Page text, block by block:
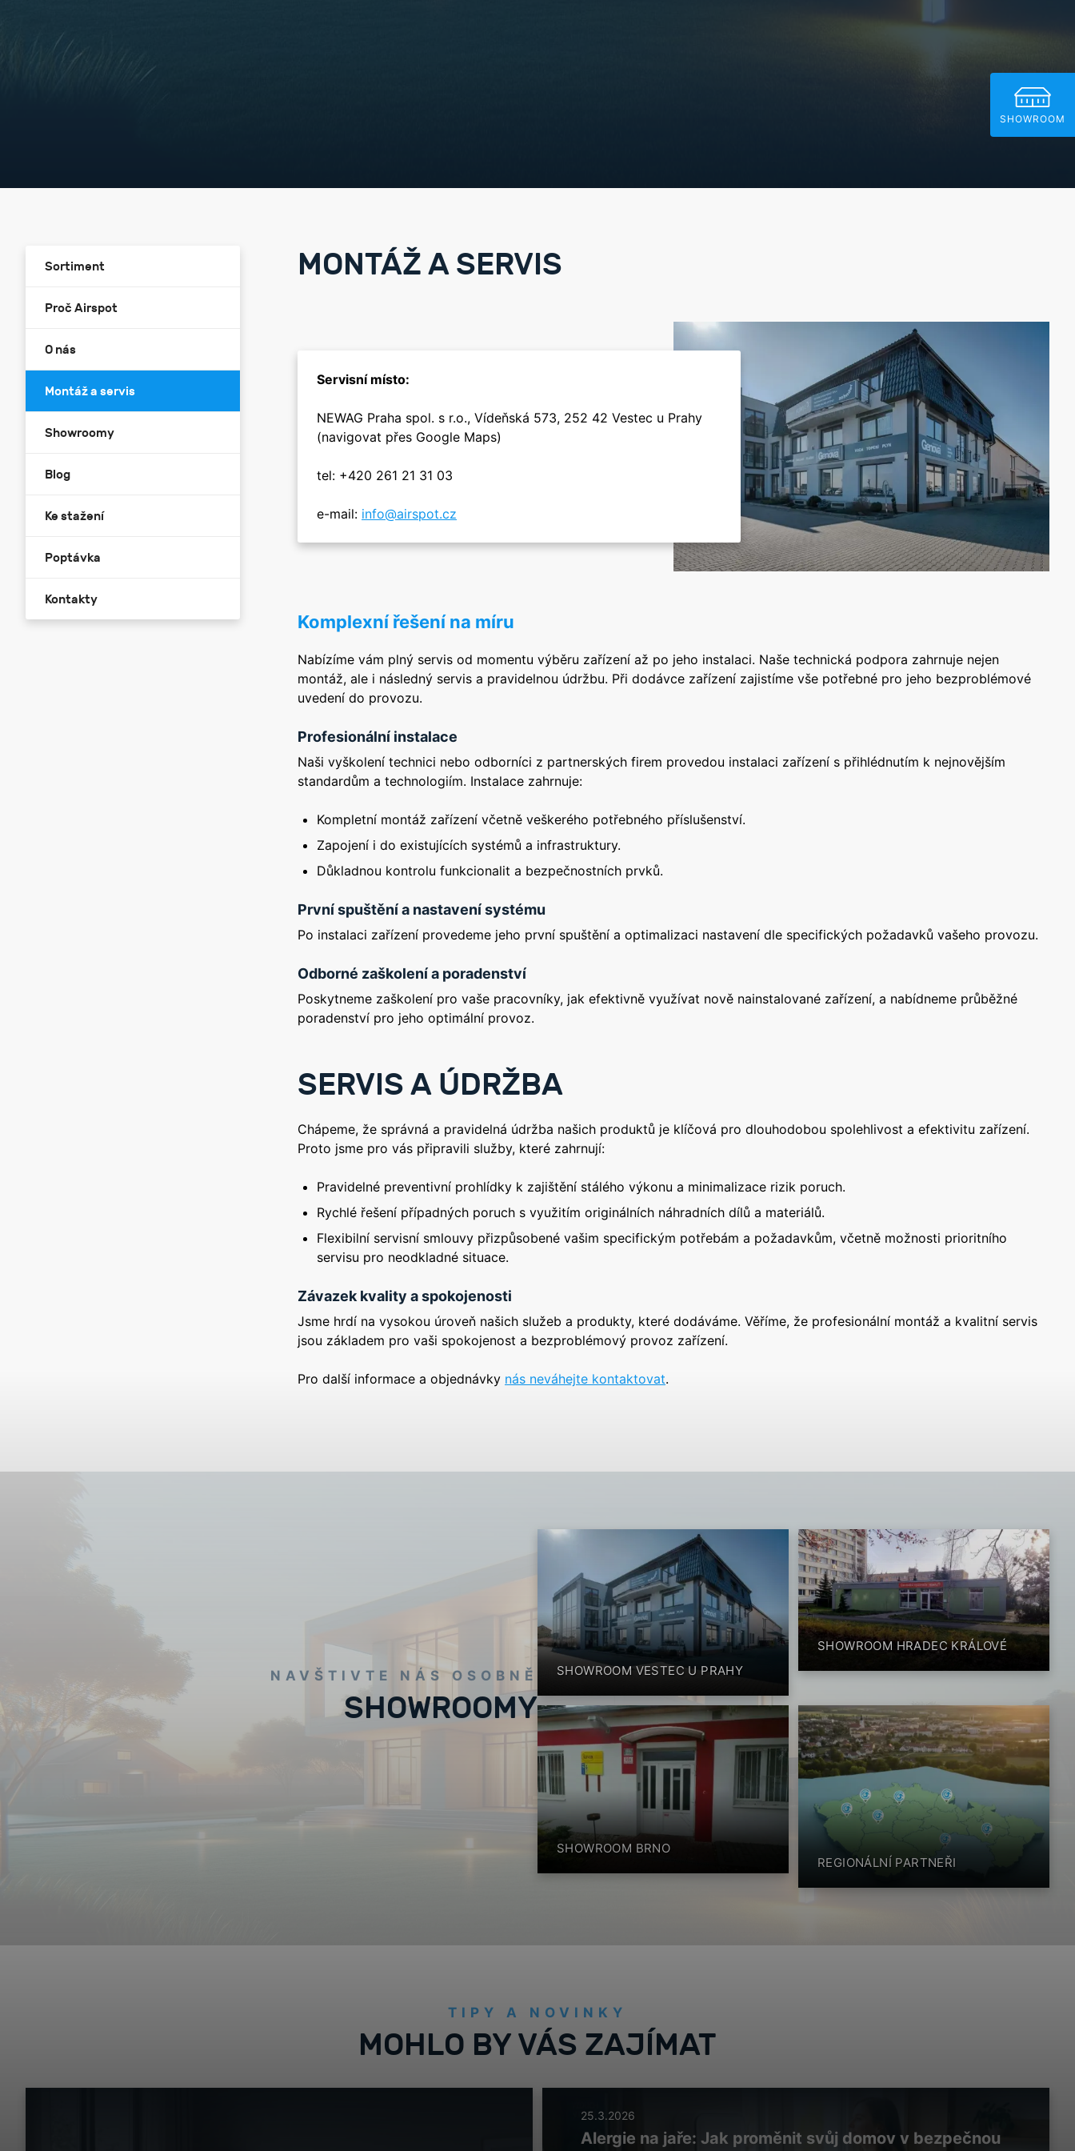
MONTÁŽ A SERVIS
Servisní místo:
NEWAG Praha spol. s r.o., Vídeňská 573, 252 42 Vestec u Prahy
(navigovat přes Google Maps)
tel: +420 261 21 31 03
e-mail: info@airspot.cz
Komplexní řešení na míru
Nabízíme vám plný servis od momentu výběru zařízení až po jeho instalaci. Naše technická podpora zahrnuje nejen
montáž, ale i následný servis a pravidelnou údržbu. Při dodávce zařízení zajistíme vše potřebné pro jeho bezproblémové
uvedení do provozu.
Profesionální instalace
Naši vyškolení technici nebo odborníci z partnerských firem provedou instalaci zařízení s přihlédnutím k nejnovějším
standardům a technologiím. Instalace zahrnuje:
Kompletní montáž zařízení včetně veškerého potřebného příslušenství.
Zapojení i do existujících systémů a infrastruktury.
Důkladnou kontrolu funkcionalit a bezpečnostních prvků.
První spuštění a nastavení systému
Po instalaci zařízení provedeme jeho první spuštění a optimalizaci nastavení dle specifických požadavků vašeho provozu.
Odborné zaškolení a poradenství
Poskytneme zaškolení pro vaše pracovníky, jak efektivně využívat nově nainstalované zařízení, a nabídneme průběžné
poradenství pro jeho optimální provoz.
SERVIS A ÚDRŽBA
Chápeme, že správná a pravidelná údržba našich produktů je klíčová pro dlouhodobou spolehlivost a efektivitu zařízení.
Proto jsme pro vás připravili služby, které zahrnují:
Pravidelné preventivní prohlídky k zajištění stálého výkonu a minimalizace rizik poruch.
Rychlé řešení případných poruch s využitím originálních náhradních dílů a materiálů.
Flexibilní servisní smlouvy přizpůsobené vašim specifickým potřebám a požadavkům, včetně možnosti prioritního
servisu pro neodkladné situace.
Závazek kvality a spokojenosti
Jsme hrdí na vysokou úroveň našich služeb a produkty, které dodáváme. Věříme, že profesionální montáž a kvalitní servis
jsou základem pro vaši spokojenost a bezproblémový provoz zařízení.
Pro další informace a objednávky nás neváhejte kontaktovat.
Sortiment
Proč Airspot
O nás
Montáž a servis
Showroomy
Blog
Ke stažení
Poptávka
Kontakty
NAVŠTIVTE NÁS OSOBNĚ
SHOWROOMY
SHOWROOM VESTEC U PRAHY
SHOWROOM HRADEC KRÁLOVÉ
SHOWROOM BRNO
REGIONÁLNÍ PARTNEŘI
TIPY A NOVINKY
MOHLO BY VÁS ZAJÍMAT
25.3.2026
Alergie na jaře: Jak proměnit svůj domov v bezpečnou
SHOWROOM